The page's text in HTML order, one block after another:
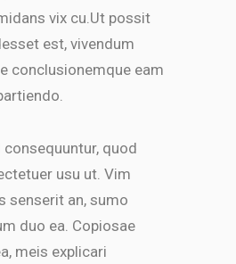
vix cu.Ut possit
est, vivendum
conclusionemque eam
quod
usu ut. Vim
senserit an, sumo
duo ea. Copiosae
meis explicari